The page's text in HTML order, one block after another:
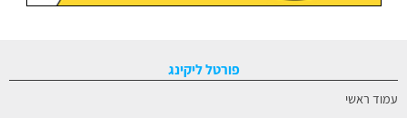
פורטל ליקינג
עמוד ראשי